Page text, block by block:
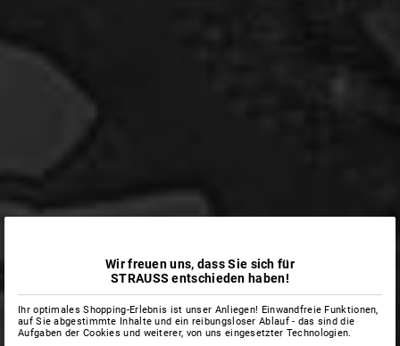
Wir freuen uns, dass Sie sich für
STRAUSS entschieden haben!
Ihr optimales Shopping-Erlebnis ist unser Anliegen! Einwandfreie Funktionen,
auf Sie abgestimmte Inhalte und ein reibungsloser Ablauf - das sind die
Aufgaben der Cookies und weiterer, von uns eingesetzter Technologien.